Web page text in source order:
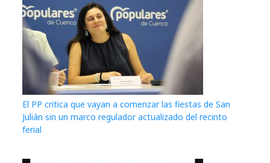
El PP critica que vayan a comenzar las fiestas de San
Julián sin un marco regulador actualizado del recinto
ferial